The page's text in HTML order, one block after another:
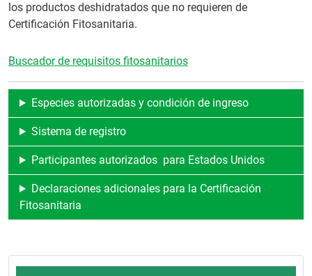
los productos deshidratados que no requieren de
Certificación Fitosanitaria.
Buscador de requisitos fitosanitarios
Especies autorizadas y condición de ingreso
Sistema de registro
Participantes autorizados para Estados Unidos
Declaraciones adicionales para la Certificación
Fitosanitaria